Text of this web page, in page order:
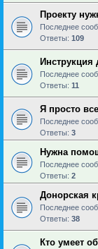
Проекту
Последнее
Ответы: 109
Последнее
Ответы: 11
Я просто
Последнее
Ответы: 3
Нужна
Последнее
Ответы: 2
Донорская
Последнее
Ответы: 38
Кто умеет